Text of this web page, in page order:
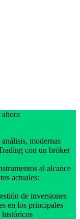
modernas
con un bróker
al alcance
actuales:
de inversiones
en los principales
históricos